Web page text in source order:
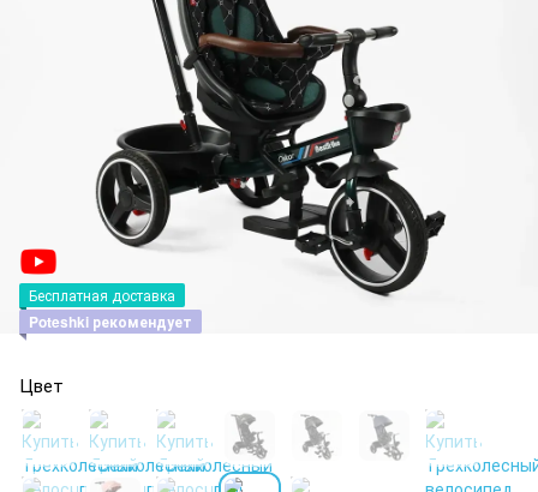
Бесплатная доставка
Poteshki рекомендует
Цвет